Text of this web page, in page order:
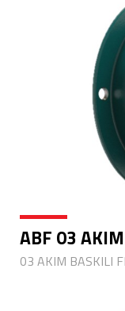
ABF 03
03 AKIM BASKILI